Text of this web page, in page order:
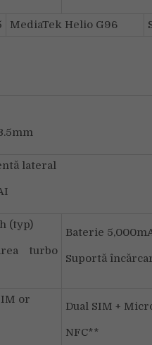
MediaTek Helio G96
lateral
(typ)
turbo
Baterie
Suportă
or
Dual SIM +
NFC**